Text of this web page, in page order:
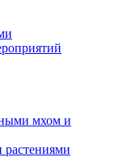
мхом и
растениями